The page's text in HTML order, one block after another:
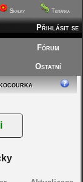
Skalky Terárka
Přihlásit se
Fórum
Ostatní